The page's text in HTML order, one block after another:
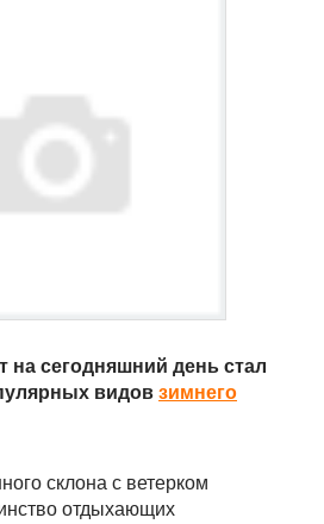
сегодняшний день стал
видов зимнего
склона с ветерком
отдыхающих